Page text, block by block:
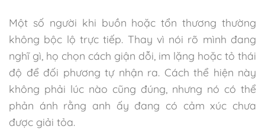
Một số người khi buồn hoặc tổn thương thường
không bộc lộ trực tiếp. Thay vì nói rõ mình đang
nghĩ gì, họ chọn cách giận dỗi, im lặng hoặc tỏ thái
độ để đối phương tự nhận ra. Cách thể hiện này
không phải lúc nào cũng đúng, nhưng nó có thể
phản ánh rằng anh ấy đang có cảm xúc chưa
được giải tỏa.